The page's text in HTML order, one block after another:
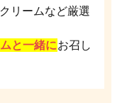
リームなど厳選
と一緒にお召し